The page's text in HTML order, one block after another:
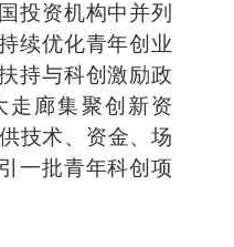
投资机构中并列
续优化青年创业
持与科创激励政
走廊集聚创新资
技术、资金、场
一批青年科创项